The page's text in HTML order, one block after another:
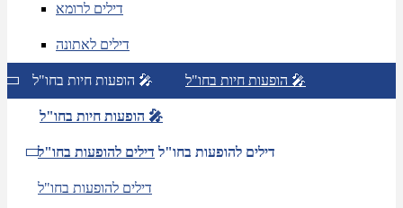
דילים לרומא
דילים לאתונה
הופעות חיות בחו"ל 🎤 הופעות חיות בחו"ל 🎤
הופעות חיות בחו"ל 🎤
דילים להופעות בחו"ל דילים להופעות בחו"ל
דילים להופעות בחו"ל